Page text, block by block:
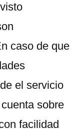
caso de que
el servicio
sobre
facilidad